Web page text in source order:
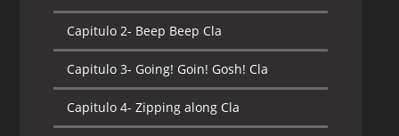
Capitulo 2- Beep Beep Cla
Capitulo 3- Going! Goin! Gosh! Cla
Capitulo 4- Zipping along Cla